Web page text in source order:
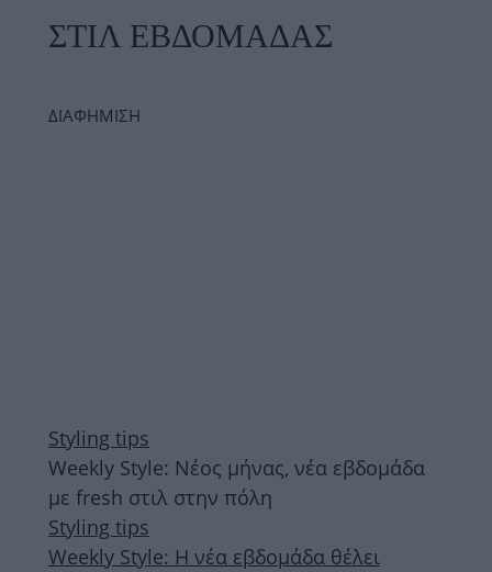
ΣΤΙΛ ΕΒΔΟΜΑΔΑΣ
ΔΙΑΦΗΜΙΣΗ
Styling tips
Weekly Style: Νέος μήνας, νέα εβδομάδα
με fresh στιλ στην πόλη
Styling tips
Weekly Style: Η νέα εβδομάδα θέλει